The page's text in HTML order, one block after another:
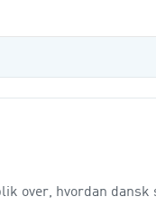
over, hvordan